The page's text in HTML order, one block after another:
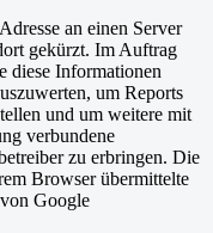
an einen Server
gekürzt. Im Auftrag
diese Informationen
um Reports
und um weitere mit
verbundene
zu erbringen. Die
Browser übermittelte
Google